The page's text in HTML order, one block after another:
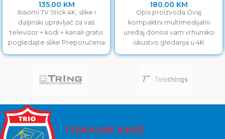
135.00 KM
Xiaomi TV Stick 4K, slike i
daljinski upravljač za vaš
televizor + kodi + kanali gratis
pogledajte slike Preporučena
brzina interneta
180.00 KM
Opis proizvoda Ovaj
kompaktni multimedijalni
uređaj donosi vam vrhunsko
iskustvo gledanja u 4K
rezoluciji, uz podršku za